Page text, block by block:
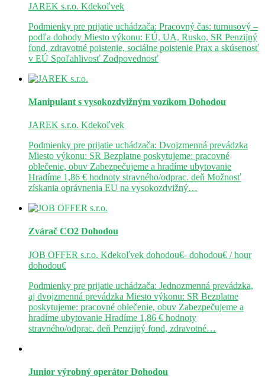
JAREK s.r.o. Kdekoľvek
Podmienky pre prijatie uchádzača: Pracovný čas: turnusový –
podľa dohody Miesto výkonu: EÚ, UA, Rusko, SR Penzijný
fond, zdravotné poistenie, sociálne poistenie Prax a skúsenosť
v EÚ Spoľahlivosť Zodpovednosť
Manipulant s vysokozdvižným vozíkom Dohodou
JAREK s.r.o. Kdekoľvek
Podmienky pre prijatie uchádzača: Dvojzmenná prevádzka
Miesto výkonu: SR Bezplatne poskytujeme: pracovné
oblečenie, obuv Zabezpečujeme a hradíme ubytovanie
Hradíme 1,86 € hodnoty stravného/odprac. deň Možnosť
získania oprávnenia EU na vysokozdvižný…
Zvárač CO2 Dohodou
JOB OFFER s.r.o. Kdekoľvek dohodou€- dohodou€ / hour
dohodou€
Podmienky pre prijatie uchádzača: Jednozmenná prevádzka,
aj dvojzmenná prevádzka Miesto výkonu: SR Bezplatne
poskytujeme: pracovné oblečenie, obuv Zabezpečujeme a
hradíme ubytovanie Hradíme 1,86 € hodnoty
stravného/odprac. deň Penzijný fond, zdravotné…
Junior výrobný operátor Dohodou